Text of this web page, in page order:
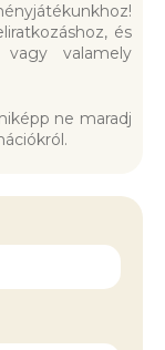
és
valamely
ne maradj